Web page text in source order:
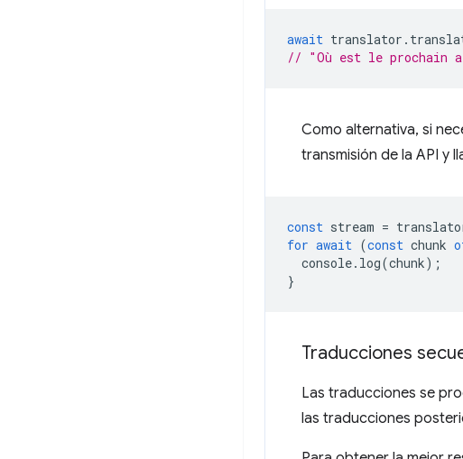
await translator .
// "Où est le prochain
Como alternativa, si
transmisión de la API y
const stream =
for await (const chunk
console. log(chunk);
}
Traducciones
Las traducciones se
las traducciones